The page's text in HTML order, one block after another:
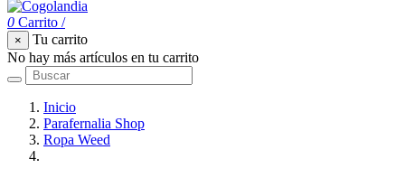
0 Carrito /
×
Tu carrito
No hay más artículos en tu carrito
Inicio
Parafernalia Shop
Ropa Weed